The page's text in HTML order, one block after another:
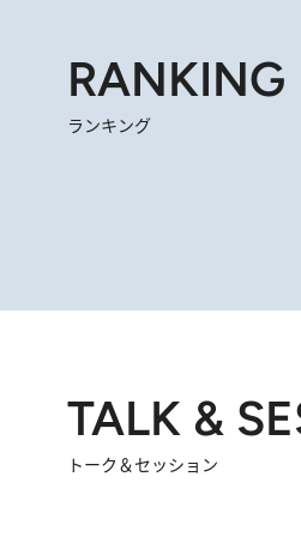
RANKING
ランキング
TALK &
トーク＆セッション